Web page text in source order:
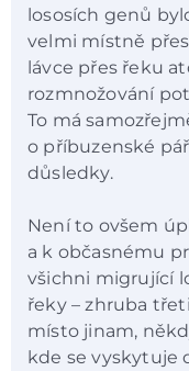
lososích genů
velmi místně
lávce přes řeku
rozmnožování
To má
o příbuzenské
důsledky.
Není to ovšem
a k občasnému
všichni migrující
řeky – zhruba
místo jinam,
kde se vyskytuje